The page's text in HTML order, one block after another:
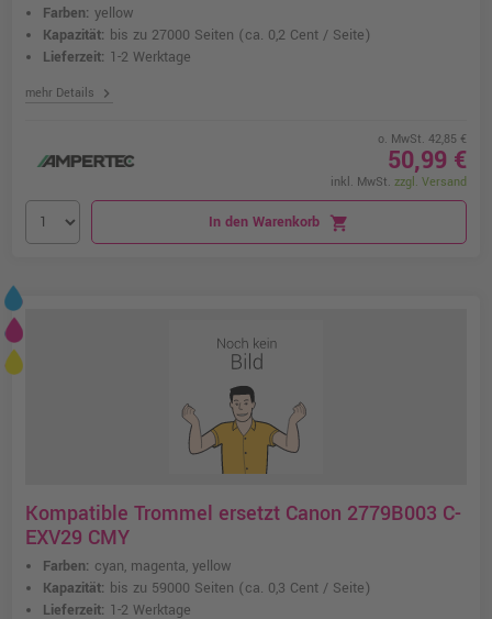
Farben: yellow
Kapazität: bis zu 27000 Seiten (ca. 0,2 Cent / Seite)
Lieferzeit: 1-2 Werktage
mehr Details chevron_right
o. MwSt. 42,85 €
50,99 €
inkl. MwSt. zzgl. Versand
In den Warenkorb shopping_cart
Kompatible Trommel ersetzt Canon 2779B003 C-
EXV29 CMY
Farben: cyan, magenta, yellow
Kapazität: bis zu 59000 Seiten (ca. 0,3 Cent / Seite)
Lieferzeit: 1-2 Werktage